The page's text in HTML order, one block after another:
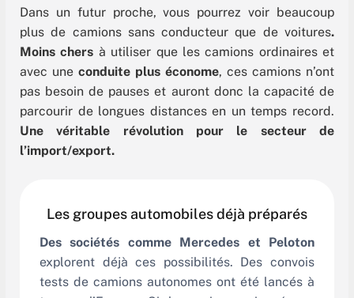
Dans un futur proche, vous pourrezvoir beaucoup
plus de camions sans conducteur que de voitures.
Moins chers à utiliser que les camions ordinaires et
avec une conduite plus économe, ces camions n’ont
pas besoin de pauses et auront donc la capacité de
parcourir de longues distances en un temps record.
Une véritable révolution pour le secteur de
l’import/export.
Les groupes automobiles déjà préparés
Des sociétés comme Mercedes et Peloton
explorent déjà ces possibilités. Des convois
tests de camions autonomes ont été lancés à